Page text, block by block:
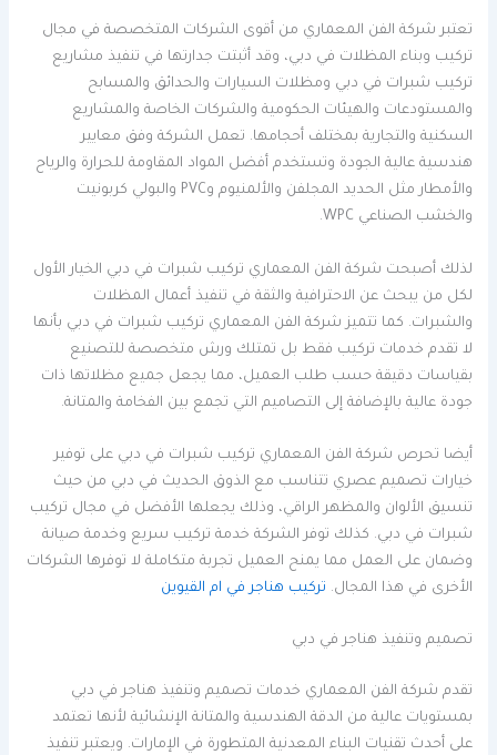
تعتبر شركة الفن المعماري من أقوى الشركات المتخصصة في مجال
تركيب وبناء المظلات في دبي، وقد أثبتت جدارتها في تنفيذ مشاريع
تركيب شبرات في دبي ومظلات السيارات والحدائق والمسابح
والمستودعات والهيئات الحكومية والشركات الخاصة والمشاريع
السكنية والتجارية بمختلف أحجامها. تعمل الشركة وفق معايير
هندسية عالية الجودة وتستخدم أفضل المواد المقاومة للحرارة والرياح
والأمطار مثل الحديد المجلفن والألمنيوم وPVC والبولي كربونيت
والخشب الصناعي WPC.
لذلك أصبحت شركة الفن المعماري تركيب شبرات في دبي الخيار الأول
لكل من يبحث عن الاحترافية والثقة في تنفيذ أعمال المظلات
والشبرات. كما تتميز شركة الفن المعماري تركيب شبرات في دبي بأنها
لا تقدم خدمات تركيب فقط بل تمتلك ورش متخصصة للتصنيع
بقياسات دقيقة حسب طلب العميل، مما يجعل جميع مظلاتها ذات
جودة عالية بالإضافة إلى التصاميم التي تجمع بين الفخامة والمتانة.
أيضا تحرص شركة الفن المعماري تركيب شبرات في دبي على توفير
خيارات تصميم عصري تتناسب مع الذوق الحديث في دبي من حيث
تنسيق الألوان والمظهر الراقي، وذلك يجعلها الأفضل في مجال تركيب
شبرات في دبي. كذلك توفر الشركة خدمة تركيب سريع وخدمة صيانة
وضمان على العمل مما يمنح العميل تجربة متكاملة لا توفرها الشركات
الأخرى في هذا المجال. تركيب هناجر في ام القيوين
تصميم وتنفيذ هناجر في دبي
تقدم شركة الفن المعماري خدمات تصميم وتنفيذ هناجر في دبي
بمستويات عالية من الدقة الهندسية والمتانة الإنشائية لأنها تعتمد
على أحدث تقنيات البناء المعدنية المتطورة في الإمارات. ويعتبر تنفيذ